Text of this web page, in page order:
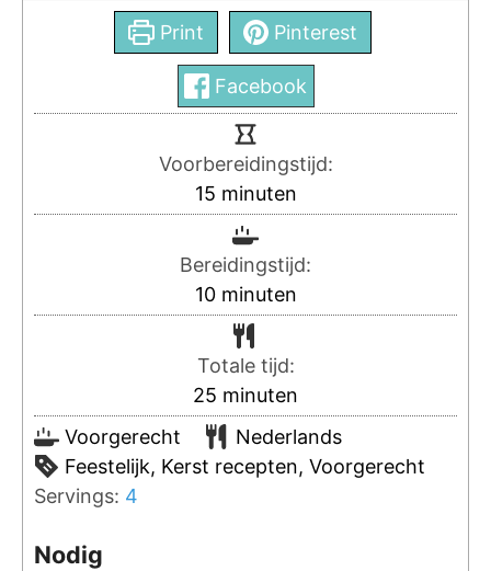
Print Pinterest
Facebook
Voorbereidingstijd:
15 minuten
Bereidingstijd:
10 minuten
Totale tijd:
25 minuten
Voorgerecht
Nederlands
Feestelijk, Kerst recepten, Voorgerecht
Servings: 4
Nodig